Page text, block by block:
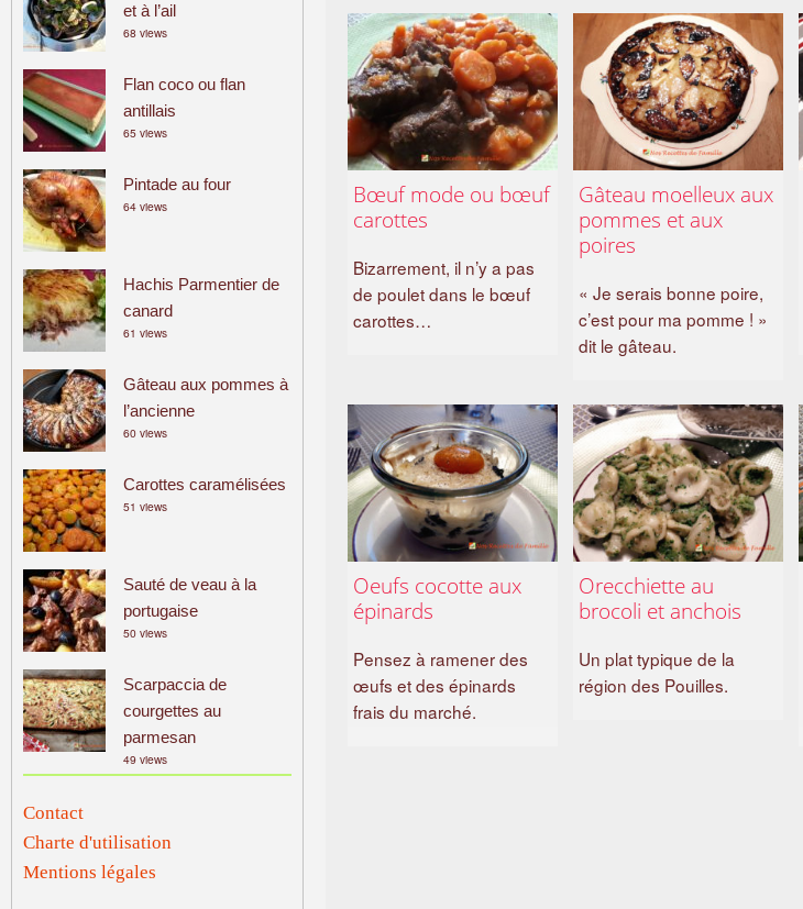
et à l’ail
68 views
Flan coco ou flan
antillais
65 views
Pintade au four
64 views
Hachis Parmentier de
canard
61 views
Gâteau aux pommes à
l’ancienne
60 views
Carottes caramélisées
51 views
Sauté de veau à la
portugaise
50 views
Scarpaccia de
courgettes au
parmesan
49 views
Contact
Charte d'utilisation
Mentions légales
Bœuf mode ou bœuf
carottes
Bizarrement, il n’y a pas
de poulet dans le bœuf
carottes…
Gâteau moelleux aux
pommes et aux
poires
« Je serais bonne poire,
c’est pour ma pomme ! »
dit le gâteau.
Oeufs cocotte aux
épinards
Pensez à ramener des
œufs et des épinards
frais du marché.
Orecchiette au
brocoli et anchois
Un plat typique de la
région des Pouilles.